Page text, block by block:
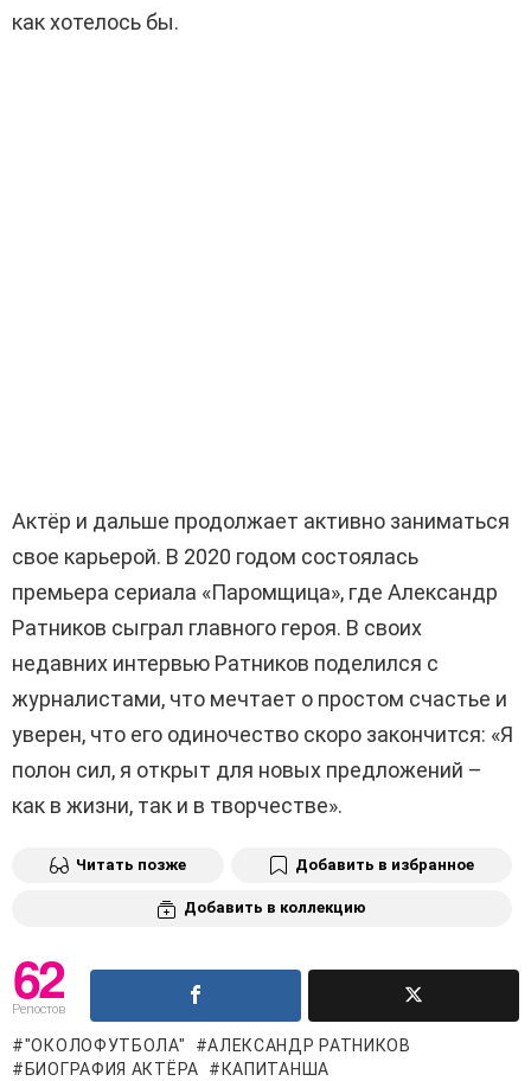
как хотелось бы.
Актёр и дальше продолжает активно заниматься
свое карьерой. В 2020 годом состоялась
премьера сериала «Паромщица», где Александр
Ратников сыграл главного героя. В своих
недавних интервью Ратников поделился с
журналистами, что мечтает о простом счастье и
уверен, что его одиночество скоро закончится: «Я
полон сил, я открыт для новых предложений –
как в жизни, так и в творчестве».
Читать позже Добавить в избранное
Добавить в коллекцию
62
Репостов
"ОКОЛОФУТБОЛА"
АЛЕКСАНДР РАТНИКОВ
БИОГРАФИЯ АКТЁРА
КАПИТАНША